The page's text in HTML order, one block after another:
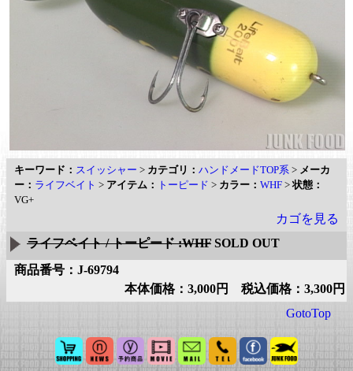
キーワード： スイッシャー > カテゴリ： ハンドメードTOP系 > メーカ
ー： ライフベイト > アイテム： トーピード > カラー： WHF >状態：
VG+
カゴを見る
ライフベイト / トーピード :WHF SOLD OUT
商品番号：J-69794
本体価格：3,000円 税込価格：3,300円
GotoTop